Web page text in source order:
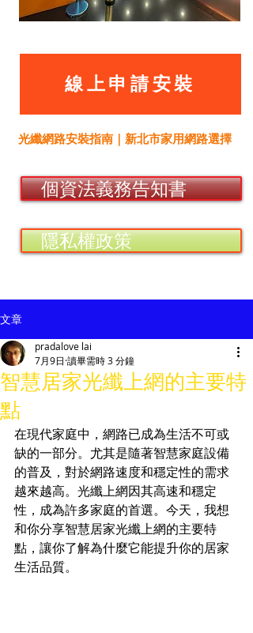
線上申請安裝
光纖網路安裝指南｜新北市家用網路選擇
個資法義務告知書
隱私權政策
文章
智慧居家光纖上網的主要特
點
pradalove lai
7月9日 讀畢需時 3 分鐘
在現代家庭中，網路已成為生活不可或
缺的一部分。尤其是隨著智慧家庭設備
的普及，對於網路速度和穩定性的需求
越來越高。光纖上網因其高速和穩定
性，成為許多家庭的首選。今天，我想
和你分享智慧居家光纖上網的主要特
點，讓你了解為什麼它能提升你的居家
生活品質。